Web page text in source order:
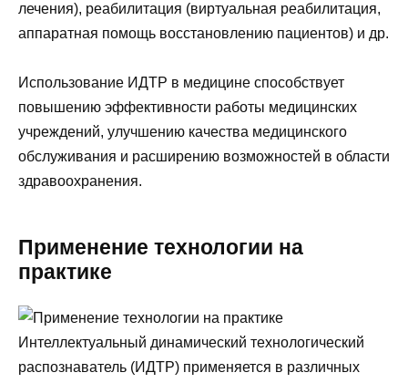
лечения), реабилитация (виртуальная реабилитация,
аппаратная помощь восстановлению пациентов) и др.
Использование ИДТР в медицине способствует
повышению эффективности работы медицинских
учреждений, улучшению качества медицинского
обслуживания и расширению возможностей в области
здравоохранения.
Применение технологии на
практике
Интеллектуальный динамический технологический
распознаватель (ИДТР) применяется в различных